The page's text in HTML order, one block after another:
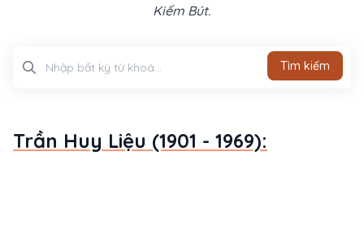
Kiếm Bút.
Tìm kiếm
Trần Huy Liệu (1901 - 1969):